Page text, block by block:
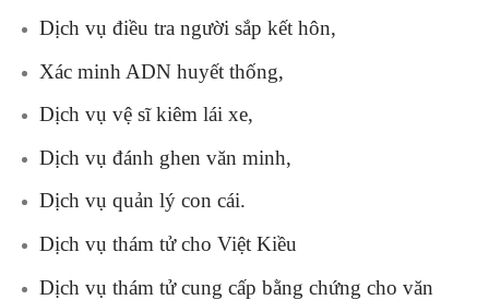
Dịch vụ điều tra người sắp kết hôn,
Xác minh ADN huyết thống,
Dịch vụ vệ sĩ kiêm lái xe,
Dịch vụ đánh ghen văn minh,
Dịch vụ quản lý con cái.
Dịch vụ thám tử cho Việt Kiều
Dịch vụ thám tử cung cấp bằng chứng cho văn